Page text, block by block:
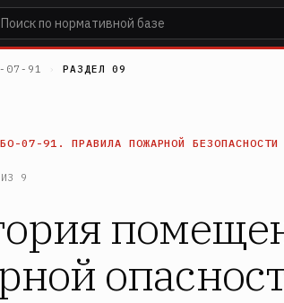
07-91 РАЗДЕЛ 09
07-91. ПРАВИЛА ПОЖАРНОЙ БЕЗОПАСНОСТИ
9